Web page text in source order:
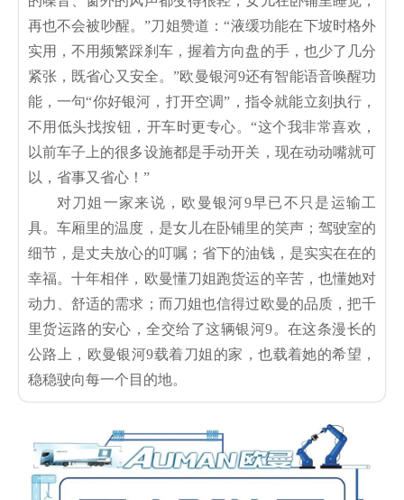
再也不会被吵醒。”刀姐赞道：“液缓功能在下坡时格外
实用，不用频繁踩刹车，握着方向盘的手，也少了几分
紧张，既省心又安全。”欧曼银河9还有智能语音唤醒功
能，一句“你好银河，打开空调”，指令就能立刻执行，
不用低头找按钮，开车时更专心。“这个我非常喜欢，
以前车子上的很多设施都是手动开关，现在动动嘴就可
以，省事又省心！”
对刀姐一家来说，欧曼银河9早已不只是运输工
具。车厢里的温度，是女儿在卧铺里的笑声；驾驶室的
细节，是丈夫放心的叮嘱；省下的油钱，是实实在在的
幸福。十年相伴，欧曼懂刀姐跑货运的辛苦，也懂她对
动力、舒适的需求；而刀姐也信得过欧曼的品质，把千
里货运路的安心，全交给了这辆银河9。在这条漫长的
公路上，欧曼银河9载着刀姐的家，也载着她的希望，
稳稳驶向每一个目的地。